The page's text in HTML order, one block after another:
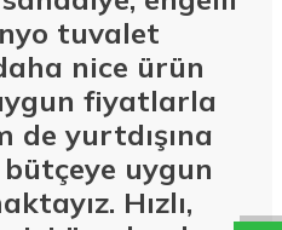
tuvalet
nice ürün
fiyatlarla
de yurtdışına
uygun
Hızlı,